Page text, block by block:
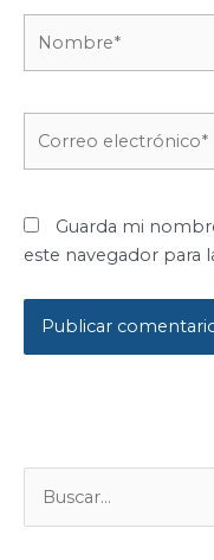
Guarda mi
este navegador para
U